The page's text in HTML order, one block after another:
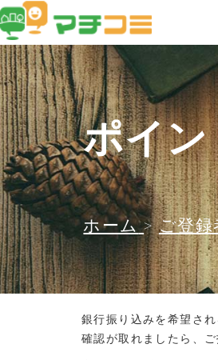
ポイン
ホーム > ご登録
銀行振り込みを希望さ
確認が取れましたら、